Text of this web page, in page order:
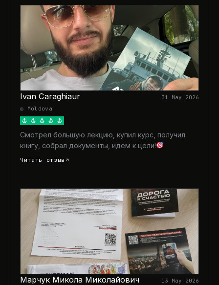
Ivan Caraghiaur
31 May 2026
◎ Moldova
Смотрел большую лекцию, купил курс, получил
книгу, собрал документы, идем к цели!
Читать отзыв
Марчук Микола Миколайович
13 May 2026